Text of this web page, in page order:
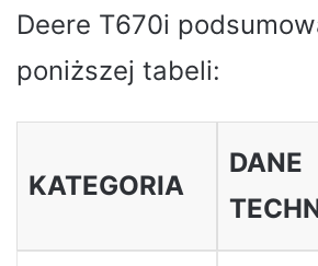
Deere T670i
poniższej tabeli:
KATEGORIA
DANE